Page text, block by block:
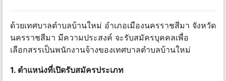
ด้วยเทศบาลตําบลบ้านใหม่ อําเภอเมืองนครราชสีมา จังหวัด
นครราชสีมา มีความประสงค์ จะรับสมัครบุคคลเพื่อ
เลือกสรรเป็นพนักงานจ้างของเทศบาลตําบลบ้านใหม่
1. ตําแหน่งที่เปิดรับสมัครประเภท